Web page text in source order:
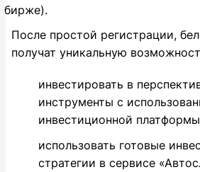
бирже).
После простой регистрации,
получат уникальную
инвестировать в
инструменты с
инвестиционной
использовать готовые
стратегии в сервисе